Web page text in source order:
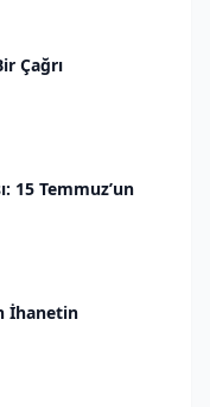
Çağrı
15 Temmuz’un
İhanetin